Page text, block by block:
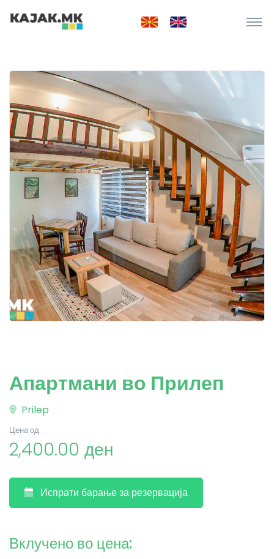
Апартмани во Прилеп
Prilep
Цена од:
2,400.00 ден
Испрати барање за резервација
Вклучено во цена: